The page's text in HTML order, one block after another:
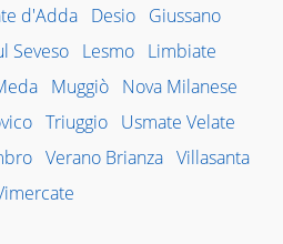
d'Adda Desio
Giussano
Seveso Lesmo Limbiate
Muggiò
Nova Milanese
Triuggio Usmate Velate
Verano Brianza Villasanta